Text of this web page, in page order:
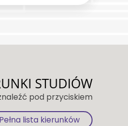
STUDIÓW
pod przyciskiem
Pełna lista kierunków